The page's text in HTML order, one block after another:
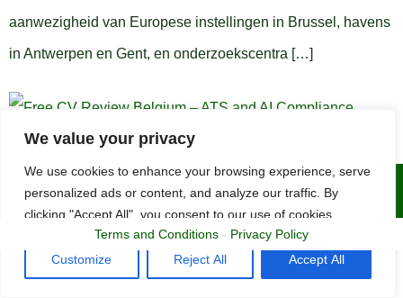
We value your privacy
We use cookies to enhance your browsing experience, serve
personalized ads or content, and analyze our traffic. By
clicking "Accept All", you consent to our use of cookies.
Customize Reject All Accept All
aanwezigheid van Europese instellingen in Brussel, havens
in Antwerpen en Gent, en onderzoekscentra […]
Copyright © 2015 - 2025 | The CV Doctor
Terms and Conditions - Privacy Policy